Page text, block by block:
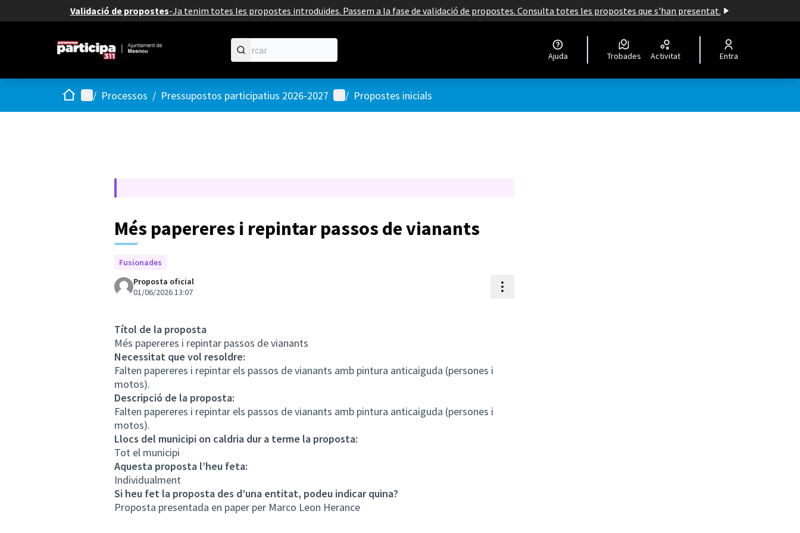
Validació de propostes-Ja tenim totes les propostes introduïdes. Passem a la fase de validació de propostes. Consulta totes les propostes que s'han presentat.
Ajuda Trobades Activitat Entra
Inici Menú principal
/ Processos / Pressupostos participatius 2026-2027 Menú d'usuari
/ Propostes inicials
Més papereres i repintar passos de vianants
Fusionades
Proposta oficial
01/06/2026 13:07
Controls de recursos
Títol de la proposta
Més papereres i repintar passos de vianants
Necessitat que vol resoldre:
Falten papereres i repintar els passos de vianants amb pintura anticaiguda (persones i
motos).
Descripció de la proposta:
Falten papereres i repintar els passos de vianants amb pintura anticaiguda (persones i
motos).
Llocs del municipi on caldria dur a terme la proposta:
Tot el municipi
Aquesta proposta l’heu feta:
Individualment
Si heu fet la proposta des d’una entitat, podeu indicar quina?
Proposta presentada en paper per Marco Leon Herance